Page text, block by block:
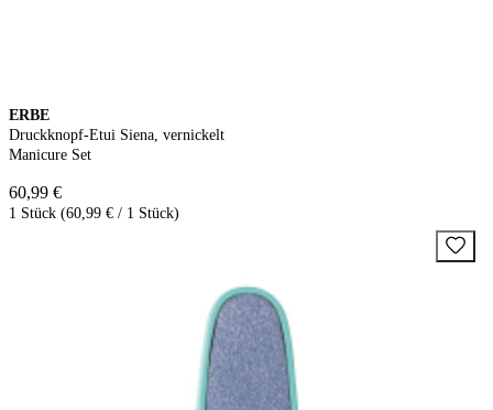
ERBE
Druckknopf-Etui Siena, vernickelt
Manicure Set
60,99 €
1 Stück (60,99 € / 1 Stück)